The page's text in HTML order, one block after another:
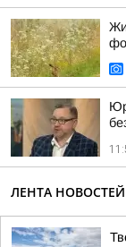
ЛЕНТА НОВОСТЕЙ